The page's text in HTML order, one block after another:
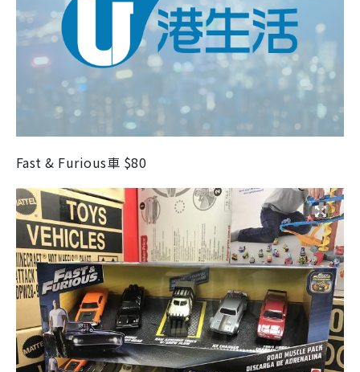
Fast & Furious車 $80